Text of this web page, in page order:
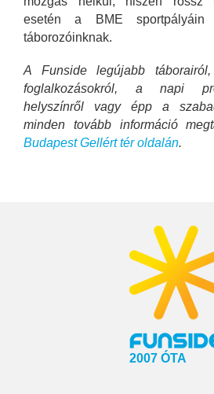
esetén a BME
táborozóinknak.
A Funside legújabb
foglalkozásokról, a napi
helyszínről vagy épp a
minden tovább információ
Budapest Gellért tér oldalán.
2007 ÓTA